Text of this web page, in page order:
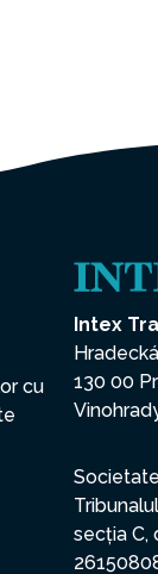
cu
Intex
130 00
secția C,